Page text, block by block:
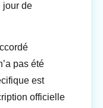
jour de
pas été
est
officielle